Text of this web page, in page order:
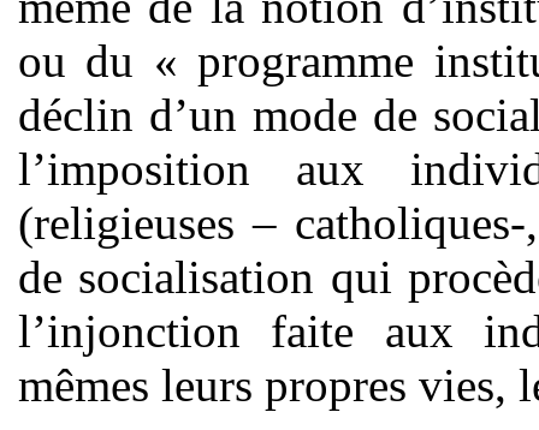
ou du « programme
déclin d’un mode de
l’imposition aux
(religieuses –
de socialisation qui
l’injonction faite aux
mêmes leurs propres vies,